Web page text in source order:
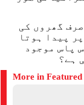
گھروں کی
پیدا ہوتا
پاس موجود
ہے؟
More in Featured